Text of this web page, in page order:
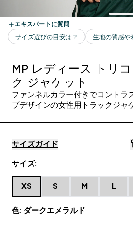
MP レディース トリ
ク ジャケット
ファンネルカラー付きでコントラ
プデザインの女性用トラックジャ
サイズガイド
サイズ:
XS S M L
色: ダークエメラルド